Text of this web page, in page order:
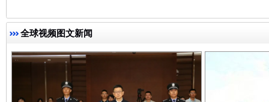
全球视频图文新闻